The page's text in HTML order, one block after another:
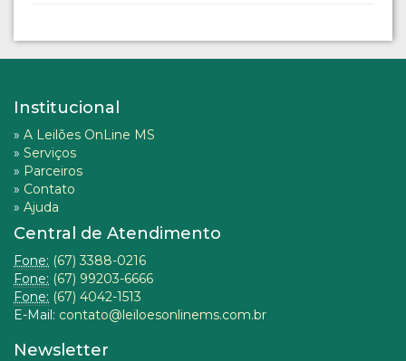
Institucional
» A Leilões OnLine MS
» Serviços
» Parceiros
» Contato
» Ajuda
Central de Atendimento
Fone: (67) 3388-0216
Fone: (67) 99203-6666
Fone: (67) 4042-1513
E-Mail: contato@leiloesonlinems.com.br
Newsletter